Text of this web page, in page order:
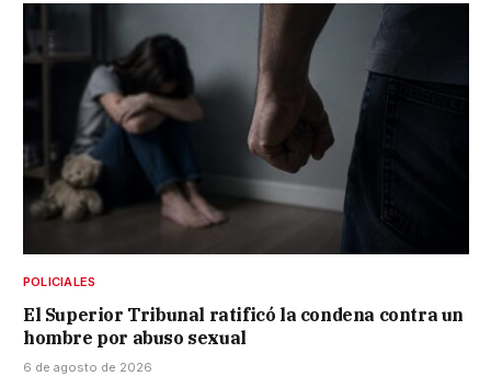
POLICIALES
El Superior Tribunal ratificó la condena contra un
hombre por abuso sexual
6 de agosto de 2026